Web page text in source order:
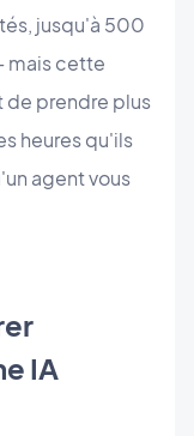
jusqu'à 500
mais cette
prendre plus
heures qu'ils
agent vous
IA